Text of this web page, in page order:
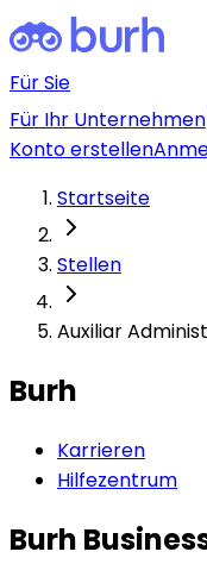
Für Sie
Für Ihr Unternehmen
Konto erstellen
Startseite
Stellen
Auxiliar
Burh
Karrieren
Hilfezentrum
Burh